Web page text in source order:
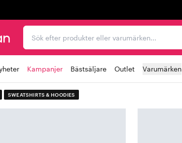
Sök efter produkter eller varumärken...
Kampanjer Bästsäljare Outlet Varumärken
SWEATSHIRTS & HOODIES